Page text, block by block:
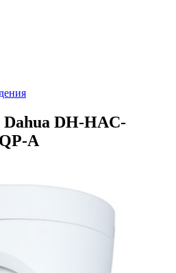
Dahua DH-HAC-
A